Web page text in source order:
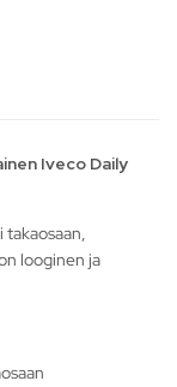
Iveco Daily
takaosaan,
looginen ja